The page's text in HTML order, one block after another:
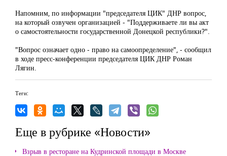
Напомним, по информации "председателя ЦИК" ДНР вопрос,
на который озвучен организацией - "Поддерживаете ли вы акт
о самостоятельности государственной Донецкой республики?".
"Вопрос означает одно - право на самоопределение", - сообщил
в ходе пресс-конференции председателя ЦИК ДНР Роман
Лягин.
Теги:
Еще в рубрике «Новости»
Взрыв в ресторане на Кудринской площади в Москве